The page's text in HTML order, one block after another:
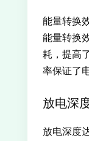
能量转换
能量转换
耗，提高
率保证了
放电深
放电深度